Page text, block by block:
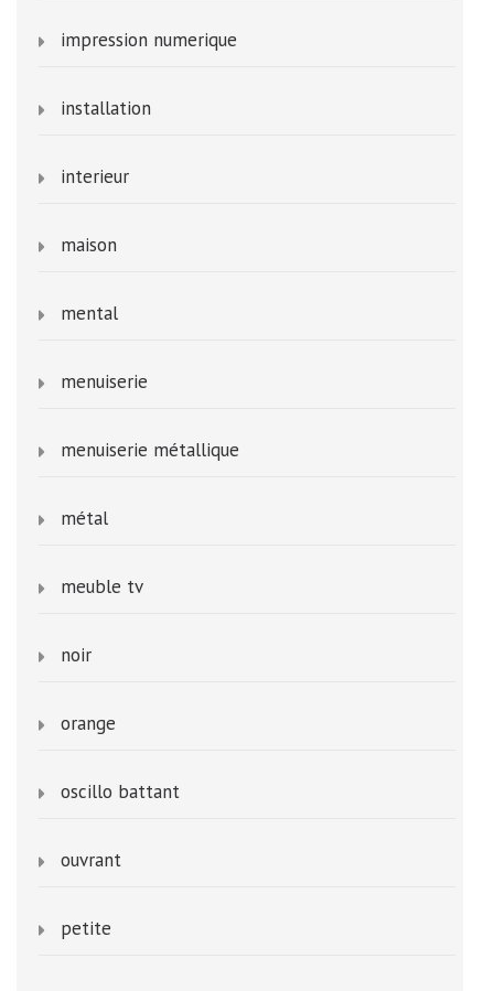
impression numerique
installation
interieur
maison
mental
menuiserie
menuiserie métallique
métal
meuble tv
noir
orange
oscillo battant
ouvrant
petite